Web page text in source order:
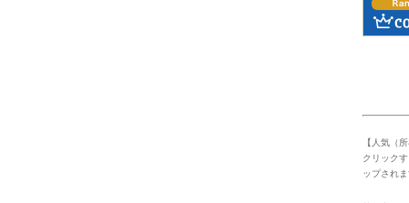
【人気（
クリック
ップされま